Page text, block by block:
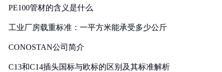
PE100管材的含义是什么
工业厂房载重标准：一平方米能承受多少公斤
CONOSTAN公司简介
C13和C14插头国标与欧标的区别及其标准解析